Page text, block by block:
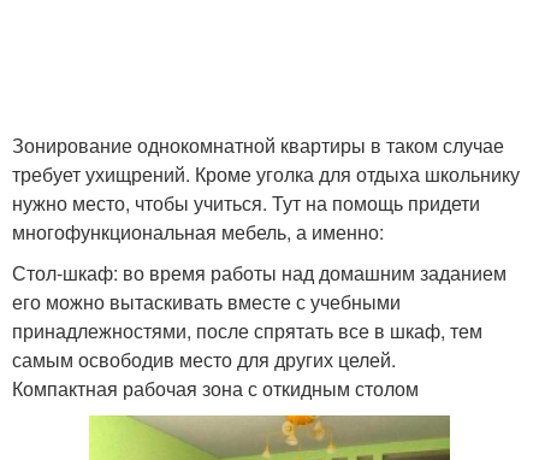
Зонирование однокомнатной квартиры в таком случае
требует ухищрений. Кроме уголка для отдыха школьнику
нужно место, чтобы учиться. Тут на помощь придети
многофункциональная мебель, а именно:
Стол-шкаф: во время работы над домашним заданием
его можно вытаскивать вместе с учебными
принадлежностями, после спрятать все в шкаф, тем
самым освободив место для других целей.
Компактная рабочая зона с откидным столом